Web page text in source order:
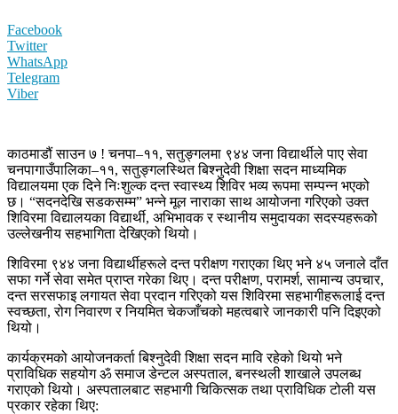
Facebook
Twitter
WhatsApp
Telegram
Viber
काठमाडौं साउन ७ ! चनपा–११, सतुङ्गलमा ९४४ जना विद्यार्थीले पाए सेवा
चनपागाउँपालिका–११, सतुङ्गलस्थित बिश्नुदेवी शिक्षा सदन माध्यमिक
विद्यालयमा एक दिने निःशुल्क दन्त स्वास्थ्य शिविर भव्य रूपमा सम्पन्न भएको
छ। “सदनदेखि सडकसम्म” भन्ने मूल नाराका साथ आयोजना गरिएको उक्त
शिविरमा विद्यालयका विद्यार्थी, अभिभावक र स्थानीय समुदायका सदस्यहरूको
उल्लेखनीय सहभागिता देखिएको थियो।
शिविरमा ९४४ जना विद्यार्थीहरूले दन्त परीक्षण गराएका थिए भने ४५ जनाले दाँत
सफा गर्ने सेवा समेत प्राप्त गरेका थिए। दन्त परीक्षण, परामर्श, सामान्य उपचार,
दन्त सरसफाइ लगायत सेवा प्रदान गरिएको यस शिविरमा सहभागीहरूलाई दन्त
स्वच्छता, रोग निवारण र नियमित चेकजाँचको महत्वबारे जानकारी पनि दिइएको
थियो।
कार्यक्रमको आयोजनकर्ता बिश्नुदेवी शिक्षा सदन मावि रहेको थियो भने
प्राविधिक सहयोग ॐ समाज डेन्टल अस्पताल, बनस्थली शाखाले उपलब्ध
गराएको थियो। अस्पतालबाट सहभागी चिकित्सक तथा प्राविधिक टोली यस
प्रकार रहेका थिए: